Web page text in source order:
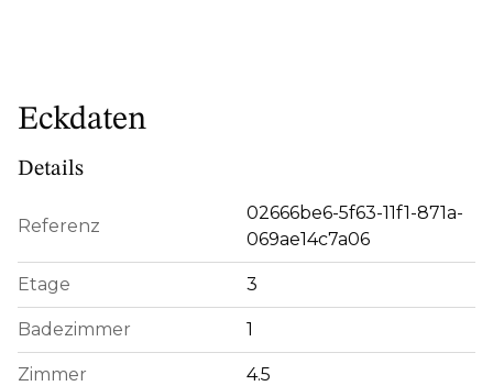
Eckdaten
Details
Referenz
02666be6-5f63-11f1-871a-
069ae14c7a06
Etage 3
Badezimmer 1
Zimmer 4.5